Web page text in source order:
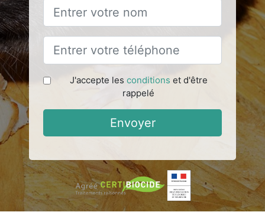
J'accepte les conditions et d'être
rappelé
Envoyer